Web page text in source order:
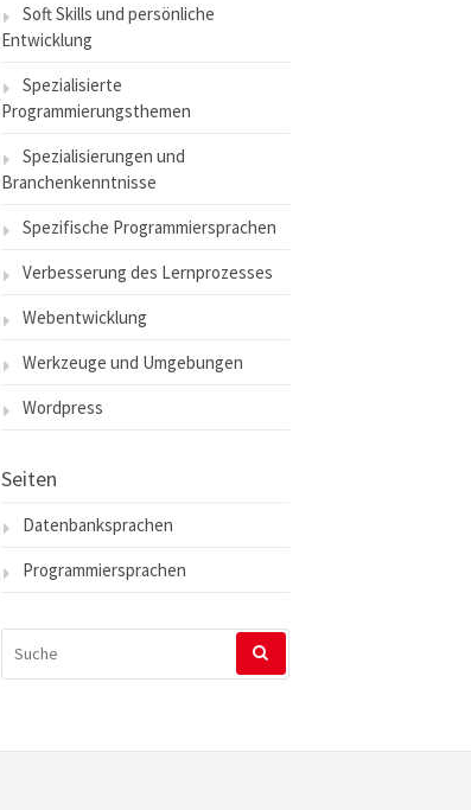
Soft Skills und persönliche
Entwicklung
Spezialisierte
Programmierungsthemen
Spezialisierungen und
Branchenkenntnisse
Spezifische Programmiersprachen
Verbesserung des Lernprozesses
Webentwicklung
Werkzeuge und Umgebungen
Wordpress
Seiten
Datenbanksprachen
Programmiersprachen
NACH: